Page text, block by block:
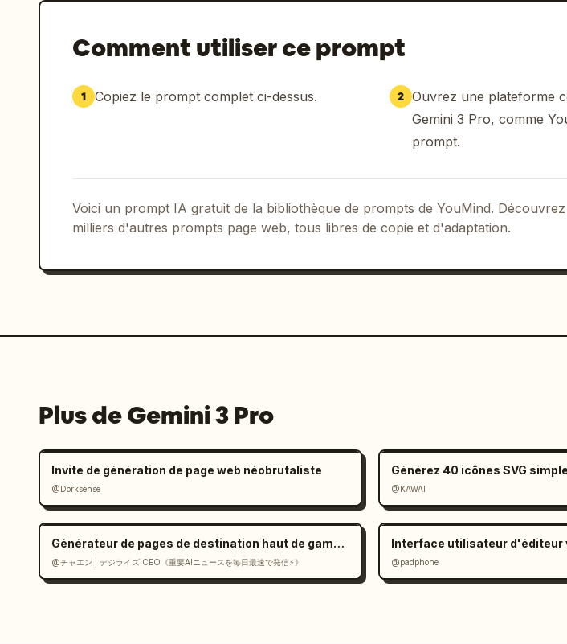
Comment utiliser ce prompt
1 Copiez le prompt complet ci-dessus. 2 Ouvrez une plateforme
Gemini 3 Pro, comme
prompt.
Voici un prompt IA gratuit de la bibliothèque de prompts de YouMind. Découvrez
milliers d'autres prompts page web, tous libres de copie et d'adaptation.
Plus de Gemini 3 Pro
Invite de génération de page web néobrutaliste
@Dorksense @KAWAI
Générateur de pages de destination haut de gamme de style suisse en React
@チャエン | デジライズ CEO《重要AIニュースを毎日最速で発信⚡️》 @padphone